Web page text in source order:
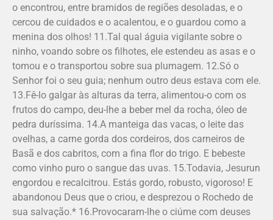
o encontrou, entre bramidos de regiões desoladas, e o
cercou de cuidados e o acalentou, e o guardou como a
menina dos olhos! 11.Tal qual águia vigilante sobre o
ninho, voando sobre os filhotes, ele estendeu as asas e o
tomou e o transportou sobre sua plumagem. 12.Só o
Senhor foi o seu guia; nenhum outro deus estava com ele.
13.Fê-lo galgar às alturas da terra, alimentou-o com os
frutos do campo, deu-lhe a beber mel da rocha, óleo de
pedra duríssima. 14.A manteiga das vacas, o leite das
ovelhas, a carne gorda dos cordeiros, dos carneiros de
Basã e dos cabritos, com a fina flor do trigo. E bebeste
como vinho puro o sangue das uvas. 15.Todavia, Jesurun
engordou e recalcitrou. Estás gordo, robusto, vigoroso! E
abandonou Deus que o criou, e desprezou o Rochedo de
sua salvação.* 16.Provocaram-lhe o ciúme com deuses